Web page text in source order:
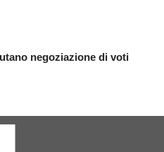
negoziazione di voti